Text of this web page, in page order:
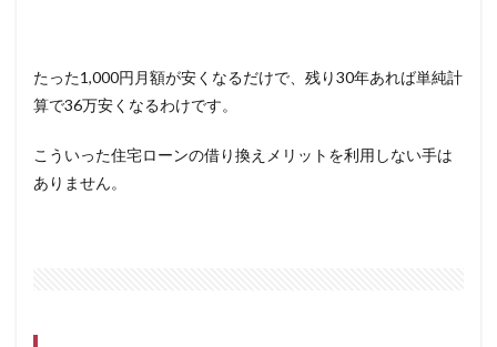
たった1,000円月額が安くなるだけで、残り30年あれば単純計
算で36万安くなるわけです。
こういった住宅ローンの借り換えメリットを利用しない手は
ありません。